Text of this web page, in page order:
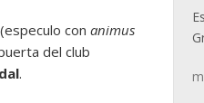
con animus
del club
.